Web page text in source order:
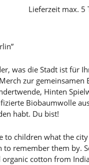
Lieferzeit max. 5
was die Stadt ist für
zur gemeinsamen
Hinten
Biobaumwolle
habt. Du bist!
to children what the
to remember them by.
cotton from